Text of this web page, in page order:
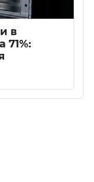
в
71%: